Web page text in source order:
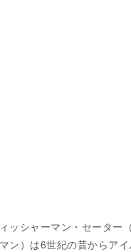
ッシャーマン・セーター
ン）は6世紀の昔からア